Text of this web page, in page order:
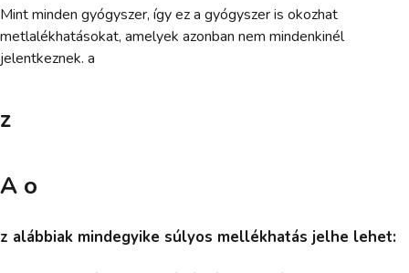
Mint minden gyógyszer, így ez a gyógyszer is okozhat
metlalékhatásokat, amelyek azonban nem mindenkinél
jelentkeznek. a
z
A o
z alábbiak mindegyike súlyos mellékhatás jelhe lehet: